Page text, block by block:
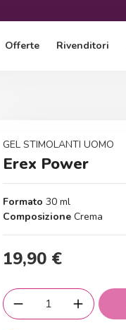
Offerte Rivenditori
GEL STIMOLANTI UOMO
Erex Power
Formato 30 ml
Composizione Crema
19,90 €